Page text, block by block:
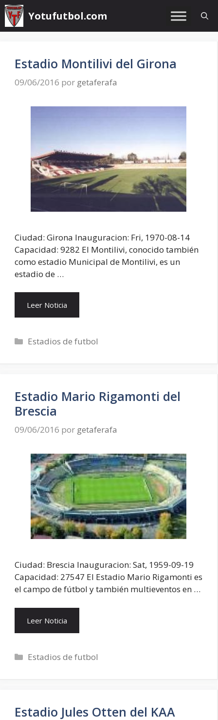
Saltar
al
contenido
Yotufutbol.com
Estadio Montilivi del Girona
09/06/2016 por getaferafa
Ciudad: Girona Inauguracion: Fri, 1970-08-14
Capacidad: 9282 El Montilivi, conocido también
como estadio Municipal de Montilivi, es un
estadio de …
Leer Noticia
Categorías
Estadios de futbol
Estadio Mario Rigamonti del
Brescia
09/06/2016 por getaferafa
Ciudad: Brescia Inauguracion: Sat, 1959-09-19
Capacidad: 27547 El Estadio Mario Rigamonti es
el campo de fútbol y también multieventos en …
Leer Noticia
Categorías
Estadios de futbol
Estadio Jules Otten del KAA